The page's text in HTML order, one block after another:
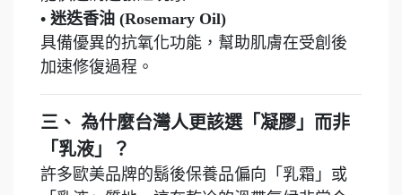
• 迷迭香油 (Rosemary Oil)
具備優異的抗氧化功能，幫助肌膚在受創後
加速修復過程。
三、 為什麼台灣人更該選「凝膠」而非
「乳液」？
許多歐美品牌的鬍後保養品偏向「乳霜」或